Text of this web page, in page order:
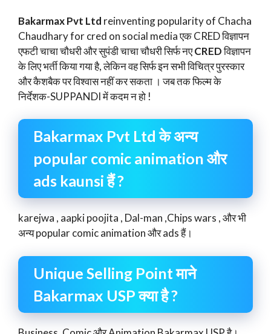
Bakarmax Pvt Ltd reinventing popularity of Chacha
Chaudhary for cred on social media एक CRED विज्ञापन
एफटी चाचा चौधरी और सुपंडी चाचा चौधरी सिर्फ नएCREDविज्ञापन
के लिए भर्ती किया गया है, लेकिन वह सिर्फ इन सभी विचित्र पुरस्कार
और कैशबैक पर विश्वास नहीं कर सकता । जब तक फिल्म के
निर्देशक-SUPPANDI में कदम न हो !
Bakarmax Pvt Ltd के अन्य
popular comic animation और
ads kaunsi हैं ?
karejwa , aapki poojita , Dal-man ,Chips wars , और भी
अन्य popular comic animation और ads हैं।
Unique Selling Point माने
Bakarmax USP क्या है ?